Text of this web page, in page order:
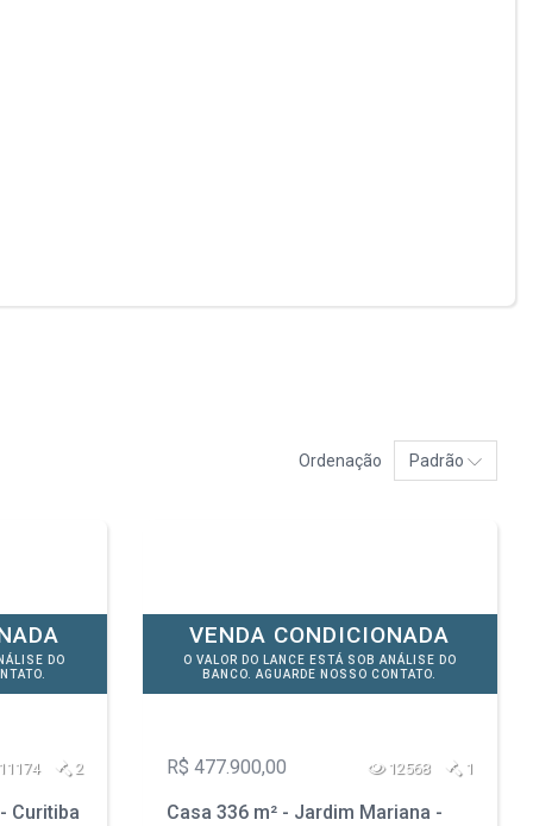
Ordenação Padrão
DO
2
Curitiba
VENDA CONDICIONADA
O VALOR DO LANCE ESTÁ SOB ANÁLISE DO
BANCO. AGUARDE NOSSO CONTATO.
R$ 477.900,00 12568 1
Casa 336 m² - Jardim Mariana -